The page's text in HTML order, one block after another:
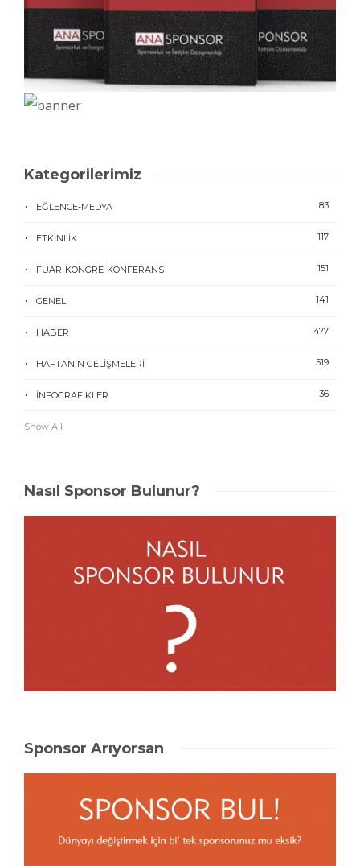
Kategorilerimiz
EĞLENCE-MEDYA 83
ETKINLIK 117
FUAR-KONGRE-KONFERANS 151
GENEL 141
HABER 477
HAFTANIN GELIŞMELERI 519
İNFOGRAFIKLER 36
Show All
Nasıl Sponsor Bulunur?
Sponsor Arıyorsan